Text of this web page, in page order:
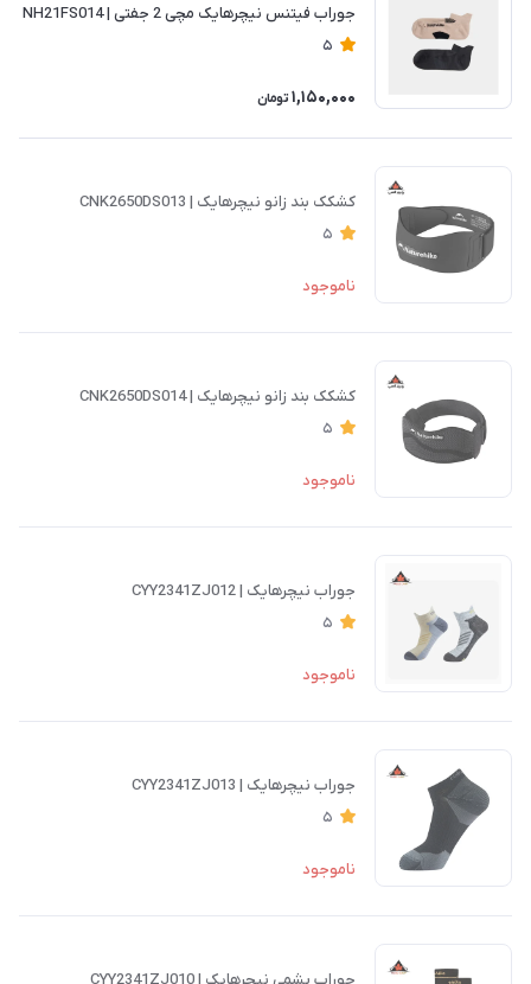
جوراب فیتنس نیچرهایک مچی 2 جفتی | NH21FS014
5
1,150,000 تومان
کشکک بند زانو نیچرهایک | CNK2650DS013
5
ناموجود
کشکک بند زانو نیچرهایک | CNK2650DS014
5
ناموجود
جوراب نیچرهایک | CYY2341ZJ012
5
ناموجود
جوراب نیچرهایک | CYY2341ZJ013
5
ناموجود
جوراب پشمی نیچرهایک | CYY2341ZJ010